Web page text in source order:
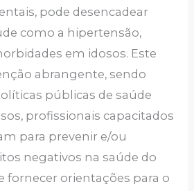
pode desencadear
como a hipertensão,
em idosos. Este
abrangente, sendo
públicas de saúde
profissionais capacitados
para prevenir e/ou
negativos na saúde do
fornecer orientações para o